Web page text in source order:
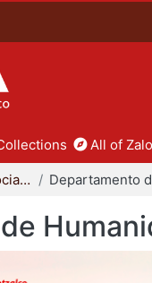
All of
División de Ciencias Sociales y Humanidades